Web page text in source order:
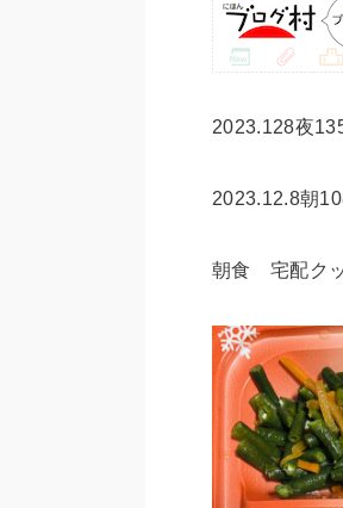
2023.128夜
2023.12.8朝
朝食 宅配ク